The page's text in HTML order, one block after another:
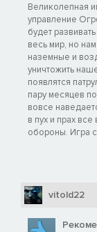
Великолепная
управление
будет
весь мир, но
наземные и
уничтожить
появлятся
пару месяцев
вовсе
в пух и прах
обороны. Игра
vitold22